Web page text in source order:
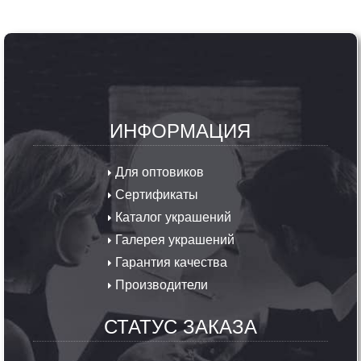
ИНФОРМАЦИЯ
Для оптовиков
Сертификаты
Каталог украшений
Галерея украшений
Гарантия качества
Производители
СТАТУС ЗАКАЗА